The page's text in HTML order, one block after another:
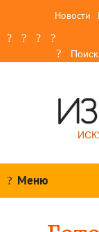
Новости
Меню